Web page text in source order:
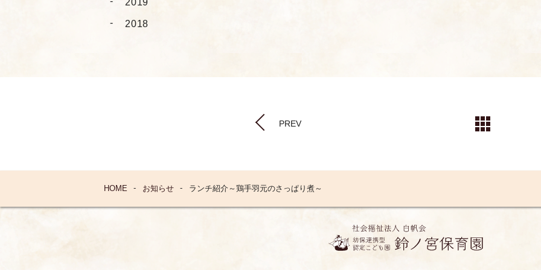
2018
PREV
HOME お知らせ ランチ紹介～鶏手羽元のさっぱり煮～